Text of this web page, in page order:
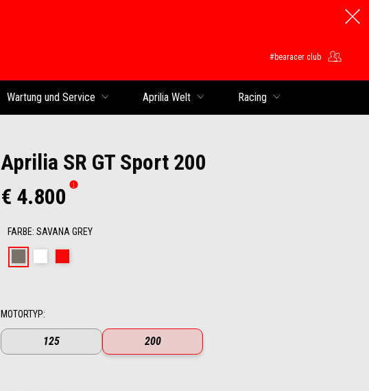
#bearacer club
Wartung und Service Aprilia Welt Racing
Aprilia SR GT Sport 200
€ 4.800
FARBE:SAVANA GREY
MOTORTYP:
125 200